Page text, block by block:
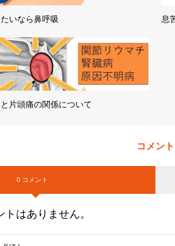
いなら鼻呼吸 息
片頭痛の関係について
コメント
0 コメント
はありません。